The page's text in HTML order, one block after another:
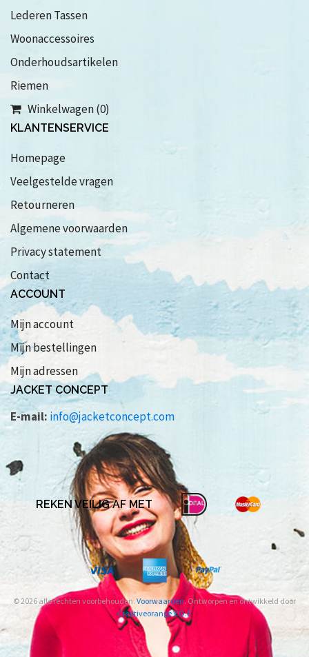
Lederen Tassen
Woonaccessoires
Onderhoudsartikelen
Riemen
Winkelwagen (0)
KLANTENSERVICE
Homepage
Veelgestelde vragen
Retourneren
Algemene voorwaarden
Privacy statement
Contact
ACCOUNT
Mijn account
Mijn bestellingen
Mijn adressen
JACKET CONCEPT
E-mail: info@jacketconcept.com
REKEN VEILIG AF MET
© 2026 alle rechten voorbehouden.Voorwaarden. Ontworpen en ontwikkeld door
Creativeorange V.O.F.